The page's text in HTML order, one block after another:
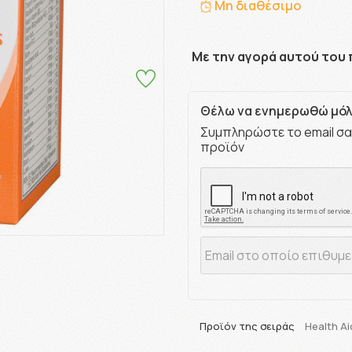
Μη διαθέσιμο
Με την αγορά αυτού του
Θέλω να ενημερωθώ
Συμπληρώστε το email
προϊόν
Προϊόν της σειράς Health